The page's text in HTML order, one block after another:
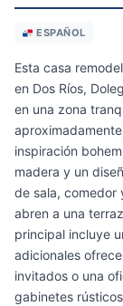
ESPAÑOL
Esta casa
en Dos Ríos,
en una zona
inspiración
madera y un
de sala, comedor
abren a una
principal incluye
adicionales
invitados o una
gabinetes